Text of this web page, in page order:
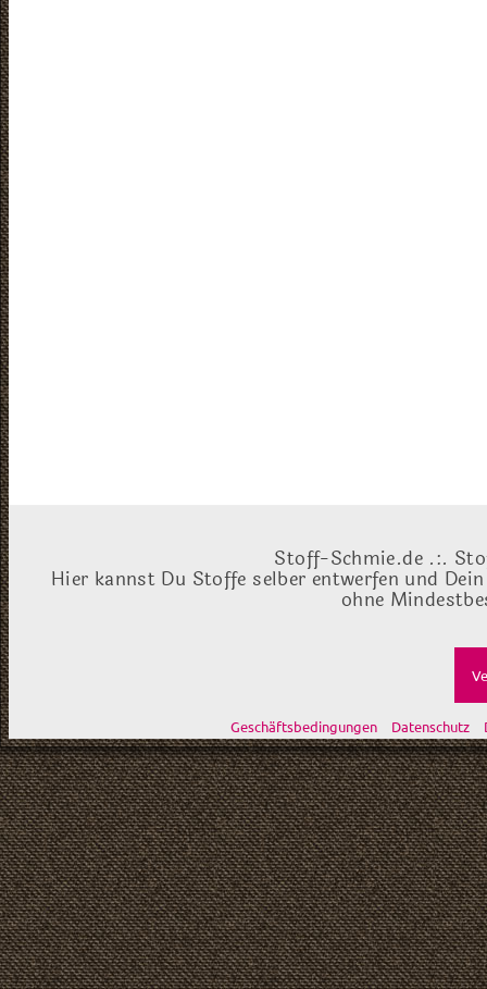
Stoff-Schmie.de .:.
Hier kannst Du Stoffe selber entwerfen und
ohne
Geschäftsbedingungen Datenschutz